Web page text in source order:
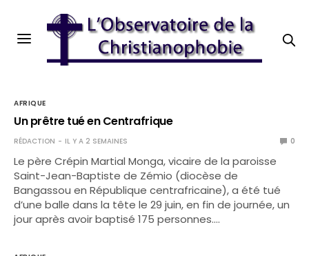
AFRIQUE
Un prêtre tué en Centrafrique
RÉDACTION IL Y A 2 SEMAINES 0
Le père Crépin Martial Monga, vicaire de la paroisse
Saint-Jean-Baptiste de Zémio (diocèse de
Bangassou en République centrafricaine), a été tué
d’une balle dans la tête le 29 juin, en fin de journée, un
jour après avoir baptisé 175 personnes.…